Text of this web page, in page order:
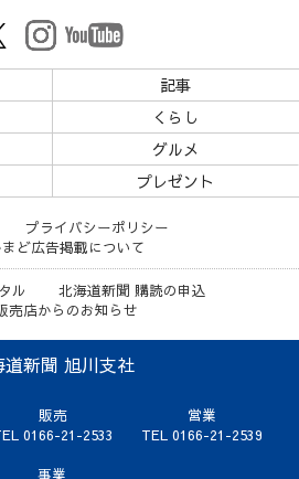
記事
くらし
グルメ
プレゼント
プライバシーポリシー
ど広告掲載について
ル
北海道新聞 購読の申込
売店からのお知らせ
道新聞 旭川支社
販売
0166-21-2533
営業
TEL 0166-21-2539
事業